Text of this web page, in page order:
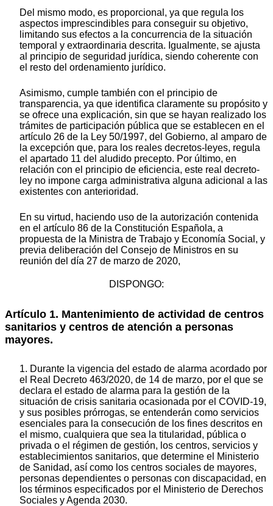
Del mismo modo, es proporcional, ya que regula los
aspectos imprescindibles para conseguir su objetivo,
limitando sus efectos a la concurrencia de la situación
temporal y extraordinaria descrita. Igualmente, se ajusta
al principio de seguridad jurídica, siendo coherente con
el resto del ordenamiento jurídico.
Asimismo, cumple también con el principio de
transparencia, ya que identifica claramente su propósito y
se ofrece una explicación, sin que se hayan realizado los
trámites de participación pública que se establecen en el
artículo 26 de la Ley 50/1997, del Gobierno, al amparo de
la excepción que, para los reales decretos-leyes, regula
el apartado 11 del aludido precepto. Por último, en
relación con el principio de eficiencia, este real decreto-
ley no impone carga administrativa alguna adicional a las
existentes con anterioridad.
En su virtud, haciendo uso de la autorización contenida
en el artículo 86 de la Constitución Española, a
propuesta de la Ministra de Trabajo y Economía Social, y
previa deliberación del Consejo de Ministros en su
reunión del día 27 de marzo de 2020,
DISPONGO:
Artículo 1. Mantenimiento de actividad de centros
sanitarios y centros de atención a personas
mayores.
1. Durante la vigencia del estado de alarma acordado por
el Real Decreto 463/2020, de 14 de marzo, por el que se
declara el estado de alarma para la gestión de la
situación de crisis sanitaria ocasionada por el COVID-19,
y sus posibles prórrogas, se entenderán como servicios
esenciales para la consecución de los fines descritos en
el mismo, cualquiera que sea la titularidad, pública o
privada o el régimen de gestión, los centros, servicios y
establecimientos sanitarios, que determine el Ministerio
de Sanidad, así como los centros sociales de mayores,
personas dependientes o personas con discapacidad, en
los términos especificados por el Ministerio de Derechos
Sociales y Agenda 2030.